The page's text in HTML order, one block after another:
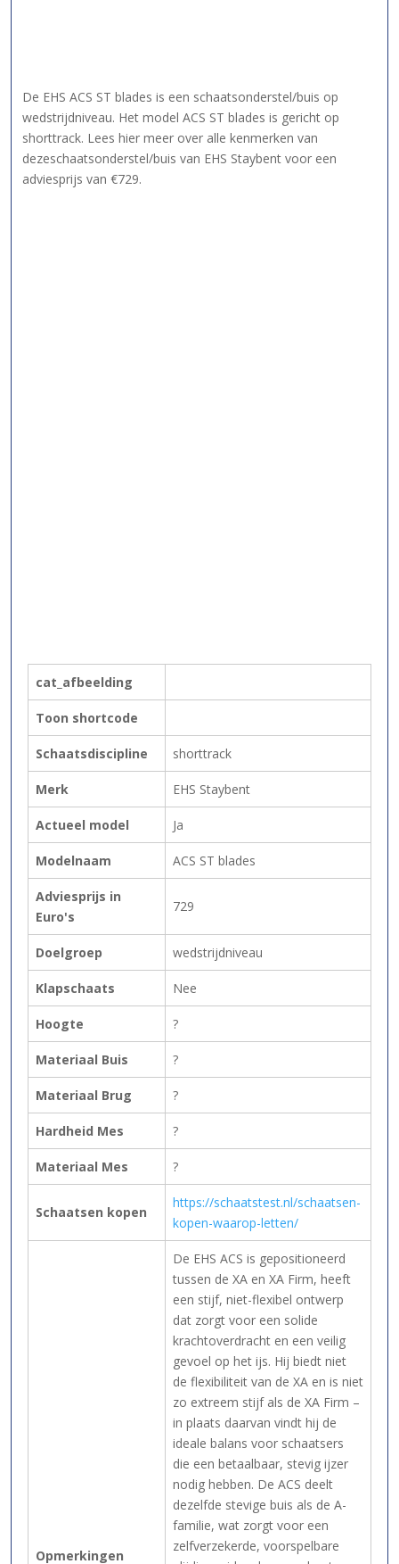
De EHS ACS ST blades is een schaatsonderstel/buis op
wedstrijdniveau. Het model ACS ST blades is gericht op
shorttrack. Lees hier meer over alle kenmerken van
dezeschaatsonderstel/buis van EHS Staybent voor een
adviesprijs van €729.
cat_afbeelding
Toon shortcode
Schaatsdiscipline shorttrack
Merk EHS Staybent
Actueel model Ja
Modelnaam ACS ST blades
Adviesprijs in
Euro's
729
Doelgroep wedstrijdniveau
Klapschaats Nee
Hoogte ?
Materiaal Buis ?
Materiaal Brug ?
Hardheid Mes ?
Materiaal Mes ?
Schaatsen kopen
https://schaatstest.nl/schaatsen-
kopen-waarop-letten/
Opmerkingen
De EHS ACS is gepositioneerd
tussen de XA en XA Firm, heeft
een stijf, niet-flexibel ontwerp
dat zorgt voor een solide
krachtoverdracht en een veilig
gevoel op het ijs. Hij biedt niet
de flexibiliteit van de XA en is niet
zo extreem stijf als de XA Firm –
in plaats daarvan vindt hij de
ideale balans voor schaatsers
die een betaalbaar, stevig ijzer
nodig hebben. De ACS deelt
dezelfde stevige buis als de A-
familie, wat zorgt voor een
zelfverzekerde, voorspelbare